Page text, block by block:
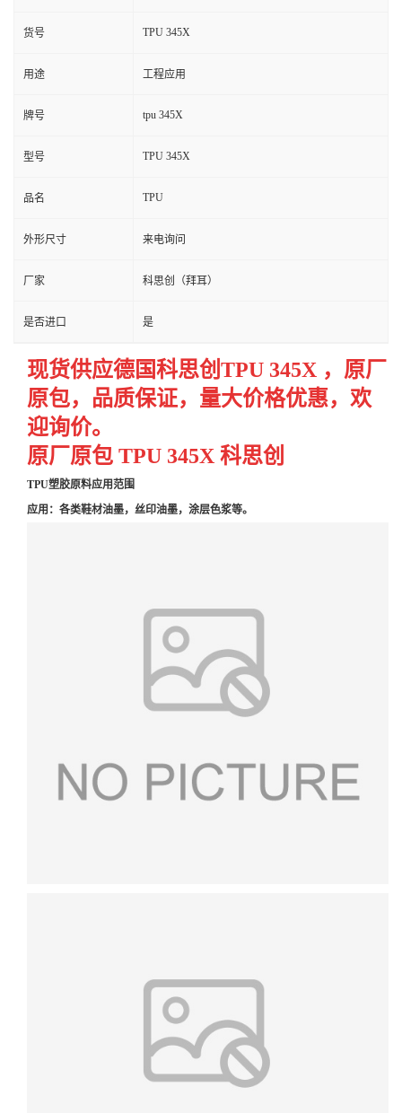
货号 TPU 345X
用途 工程应用
牌号 tpu 345X
型号 TPU 345X
品名 TPU
外形尺寸 来电询问
厂家 科思创（拜耳）
是否进口 是
现货供应德国科思创TPU 345X ， 原厂
原包，品质保证，量大价格优惠，欢
迎询价。
原厂原包 TPU 345X 科思创
TPU塑胶原料应用范围
应用：各类鞋材油墨，丝印油墨，涂层色浆等。